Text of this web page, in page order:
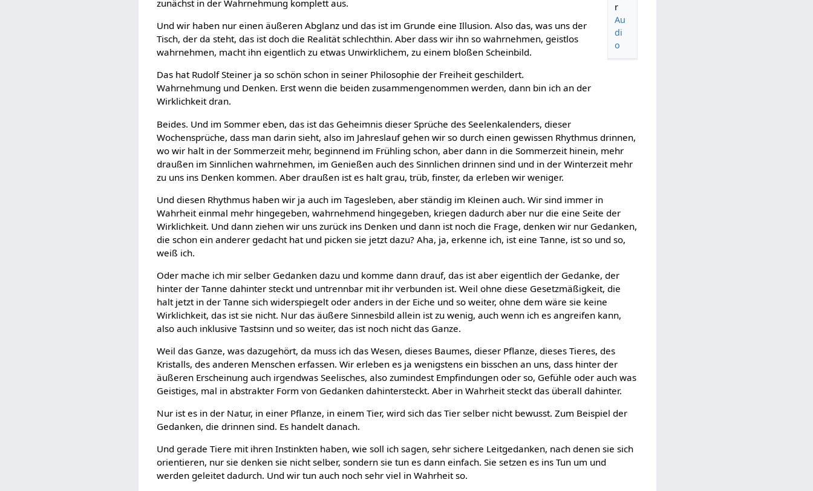
r
Au
di
o
zunächst in der Wahrnehmung komplett aus.
Und wir haben nur einen äußeren Abglanz und das ist im Grunde eine Illusion. Also das, was uns der
Tisch, der da steht, das ist doch die Realität schlechthin. Aber dass wir ihn so wahrnehmen, geistlos
wahrnehmen, macht ihn eigentlich zu etwas Unwirklichem, zu einem bloßen Scheinbild.
Das hat Rudolf Steiner ja so schön schon in seiner Philosophie der Freiheit geschildert.
Wahrnehmung und Denken. Erst wenn die beiden zusammengenommen werden, dann bin ich an der
Wirklichkeit dran.
Beides. Und im Sommer eben, das ist das Geheimnis dieser Sprüche des Seelenkalenders, dieser
Wochensprüche, dass man darin sieht, also im Jahreslauf gehen wir so durch einen gewissen Rhythmus drinnen,
wo wir halt in der Sommerzeit mehr, beginnend im Frühling schon, aber dann in die Sommerzeit hinein, mehr
draußen im Sinnlichen wahrnehmen, im Genießen auch des Sinnlichen drinnen sind und in der Winterzeit mehr
zu uns ins Denken kommen. Aber draußen ist es halt grau, trüb, finster, da erleben wir weniger.
Und diesen Rhythmus haben wir ja auch im Tagesleben, aber ständig im Kleinen auch. Wir sind immer in
Wahrheit einmal mehr hingegeben, wahrnehmend hingegeben, kriegen dadurch aber nur die eine Seite der
Wirklichkeit. Und dann ziehen wir uns zurück ins Denken und dann ist noch die Frage, denken wir nur Gedanken,
die schon ein anderer gedacht hat und picken sie jetzt dazu? Aha, ja, erkenne ich, ist eine Tanne, ist so und so,
weiß ich.
Oder mache ich mir selber Gedanken dazu und komme dann drauf, das ist aber eigentlich der Gedanke, der
hinter der Tanne dahinter steckt und untrennbar mit ihr verbunden ist. Weil ohne diese Gesetzmäßigkeit, die
halt jetzt in der Tanne sich widerspiegelt oder anders in der Eiche und so weiter, ohne dem wäre sie keine
Wirklichkeit, das ist sie nicht. Nur das äußere Sinnesbild allein ist zu wenig, auch wenn ich es angreifen kann,
also auch inklusive Tastsinn und so weiter, das ist noch nicht das Ganze.
Weil das Ganze, was dazugehört, da muss ich das Wesen, dieses Baumes, dieser Pflanze, dieses Tieres, des
Kristalls, des anderen Menschen erfassen. Wir erleben es ja wenigstens ein bisschen an uns, dass hinter der
äußeren Erscheinung auch irgendwas Seelisches, also zumindest Empfindungen oder so, Gefühle oder auch was
Geistiges, mal in abstrakter Form von Gedanken dahintersteckt. Aber in Wahrheit steckt das überall dahinter.
Nur ist es in der Natur, in einer Pflanze, in einem Tier, wird sich das Tier selber nicht bewusst. Zum Beispiel der
Gedanken, die drinnen sind. Es handelt danach.
Und gerade Tiere mit ihren Instinkten haben, wie soll ich sagen, sehr sichere Leitgedanken, nach denen sie sich
orientieren, nur sie denken sie nicht selber, sondern sie tun es dann einfach. Sie setzen es ins Tun um und
werden geleitet dadurch. Und wir tun auch noch sehr viel in Wahrheit so.